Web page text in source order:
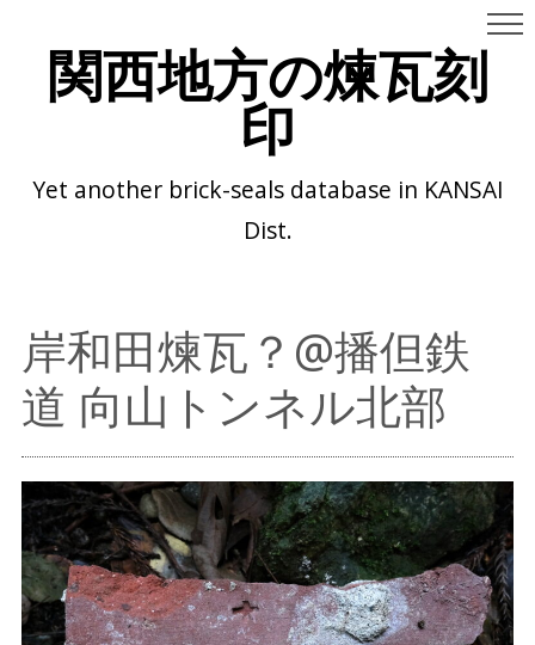
関西地方の煉瓦刻
印
Yet another brick-seals database in KANSAI
Dist.
岸和田煉瓦？@播但鉄
道 向山トンネル北部